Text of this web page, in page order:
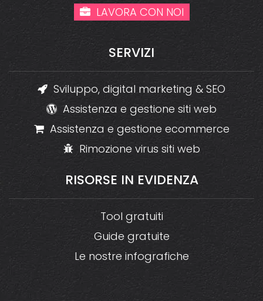
SERVIZI
Sviluppo, digital marketing & SEO
Assistenza e gestione siti web
Assistenza e gestione ecommerce
Rimozione virus siti web
LAVORA CON NOI
RISORSE IN EVIDENZA
Tool gratuiti
Guide gratuite
Le nostre infografiche